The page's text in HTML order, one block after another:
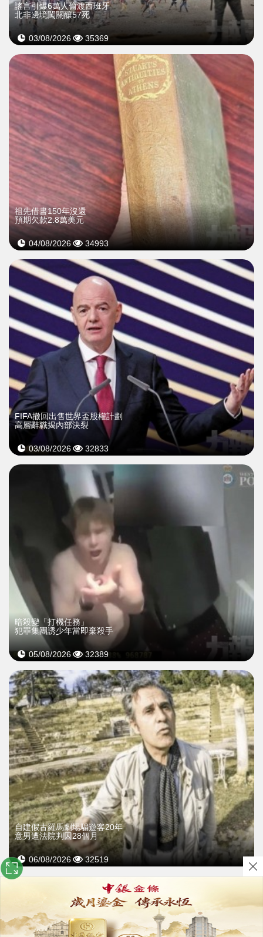
謠言引爆6萬人偷渡西班牙
北非邊境闖關釀57死
03/08/2026 35369
祖先借書150年沒還
預期欠款2.8萬美元
04/08/2026 34993
FIFA撤回出售世界盃股權計劃
高層辭職揭內部決裂
03/08/2026 32833
暗殺變「打機任務」
犯罪集團誘少年當即棄殺手
05/08/2026 32389
自建假古羅馬劇場騙遊客20年
意男遭法院判囚28個月
06/08/2026 32519